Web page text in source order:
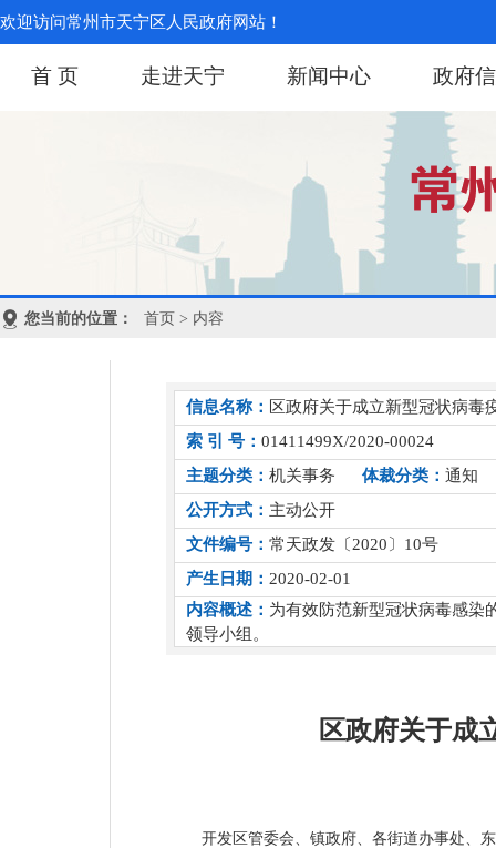
欢迎访问常州市天宁区人民政府网站！
首 页 走进天宁 新闻中心 政府
您当前的位置： 首页 > 内容
信息名称： 区政府关于成立新型冠状病毒
索 引 号： 01411499X/2020-00024
主题分类： 机关事务 体裁分类： 通知
公开方式： 主动公开
文件编号： 常天政发〔2020〕10号
产生日期： 2020-02-01
内容概述： 为有效防范新型冠状病毒感染
领导小组。
区政府关于成
开发区管委会、镇政府、各街道办事处、